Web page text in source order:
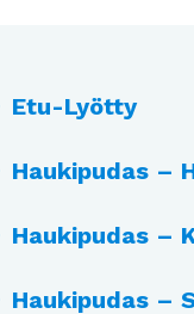
Etu-Lyötty
Haukipudas –
Haukipudas –
Haukipudas –